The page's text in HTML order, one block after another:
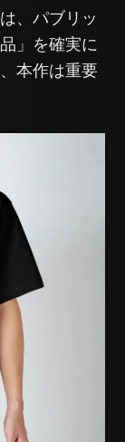
、パブリッ
」を確実に
本作は重要